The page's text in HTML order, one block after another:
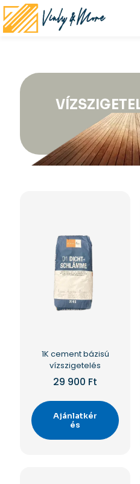
1K cement bázisú
vízszigetelés
29 900 Ft
Ajánlatkér
és